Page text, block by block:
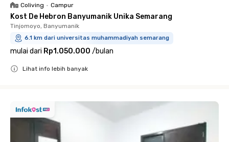
Coliving • Campur
Kost De Hebron Banyumanik Unika Semarang
Tinjomoyo, Banyumanik
6.1 km dari universitas muhammadiyah semarang
mulai dari Rp1.050.000 /bulan
Lihat info lebih banyak